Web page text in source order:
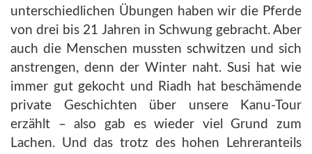
unterschiedlichen Übungen haben wir die Pferde
von drei bis 21 Jahren in Schwung gebracht. Aber
auch die Menschen mussten schwitzen und sich
anstrengen, denn der Winter naht. Susi hat wie
immer gut gekocht und Riadh hat beschämende
private Geschichten über unsere Kanu-Tour
erzählt – also gab es wieder viel Grund zum
Lachen. Und das trotz des hohen Lehreranteils